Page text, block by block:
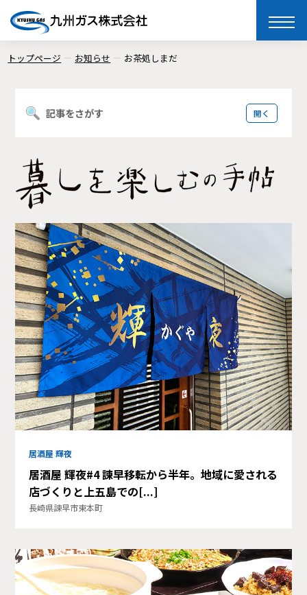
toggle
トップページ お知らせ お茶処しまだ
居酒屋 輝夜
居酒屋 輝夜#4 諫早移転から半年。地域に愛される
店づくりと上五島での[...]
長崎県諫早市東本町
記事をさがす